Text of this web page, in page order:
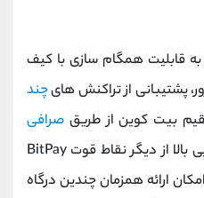
به قابلیت همگام‌ سازی با کیف
پشتیبانی از تراکنش ‌هایچند
بیت ‌کوین از طریق صرافی
داخلی اشاره کرد. امنیت و کارایی بالا از دیگر نقاط قوت BitPay
ارائه همزمان چندین درگاه